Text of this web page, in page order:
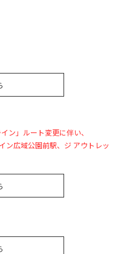
ン」ルート変更に伴い、
ン広域公園前駅、ジ アウトレッ